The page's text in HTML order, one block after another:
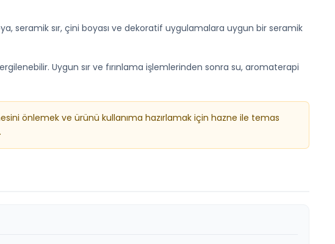
seramik sır, çini boyası ve dekoratif uygulamalara uygun bir seramik
Uygun sır ve fırınlama işlemlerinden sonra su, aromaterapi
önlemek ve ürünü kullanıma hazırlamak için hazne ile temas